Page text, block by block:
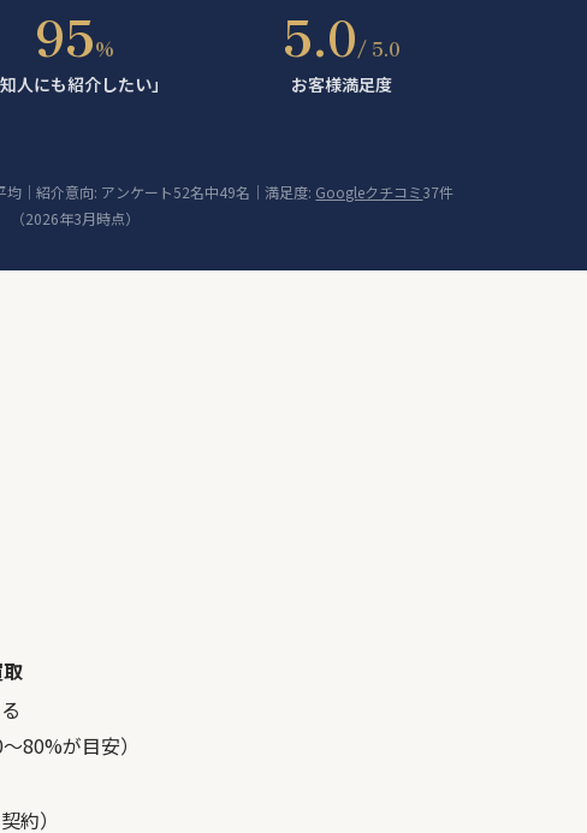
95%
知人にも紹介したい」
5.0/ 5.0
お客様満足度
｜紹介意向: アンケート52名中49名｜満足度: Googleクチコミ37件
（2026年3月時点）
80%が目安）
約）